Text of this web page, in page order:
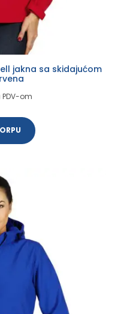
jakna sa skidajućom
PDV-om